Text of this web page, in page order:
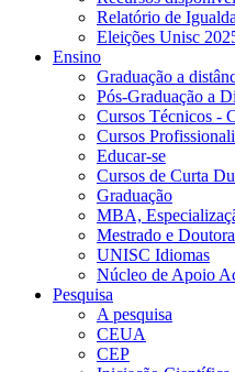
Relatório de
Eleições Unisc
Ensino
Graduação a
Pós-Graduação a
Cursos Técnicos -
Cursos
Educar-se
Cursos de Curta
Graduação
MBA,
Mestrado e
UNISC Idiomas
Núcleo de Apoio
Pesquisa
A pesquisa
CEUA
CEP